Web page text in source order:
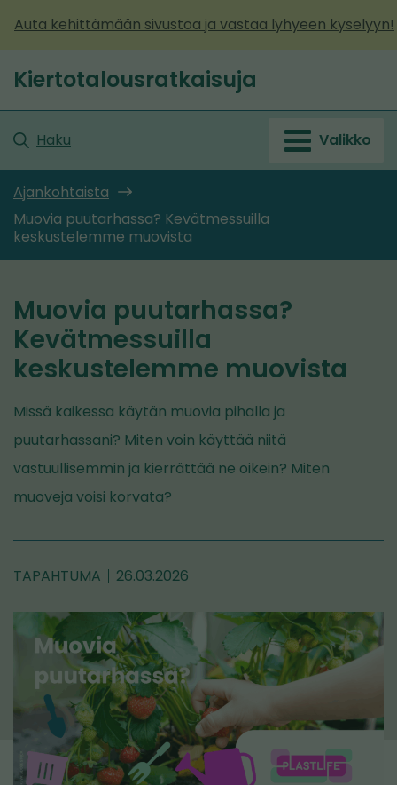
sisältöön
Auta kehittämään sivustoa ja vastaa lyhyeen kyselyyn!
Etusivu
Kiertotalousratkaisuja
Haku Valikko
Ajankohtaista
Muovia puutarhassa? Kevätmessuilla
keskustelemme muovista
Muovia puutarhassa?
Kevätmessuilla
keskustelemme muovista
Missä kaikessa käytän muovia pihalla ja
puutarhassani? Miten voin käyttää niitä
vastuullisemmin ja kierrättää ne oikein? Miten
muoveja voisi korvata?
TAPAHTUMA 26.03.2026